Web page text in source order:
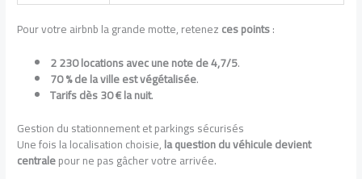
Pour votre airbnb la grande motte, retenezces points:
2 230 locations avec une note de 4,7/5.
70 % de la ville est végétalisée.
Tarifs dès 30 € la nuit.
Gestion du stationnement et parkings sécurisés
Une fois la localisation choisie,la question du véhicule devient
centralepour ne pas gâcher votre arrivée.